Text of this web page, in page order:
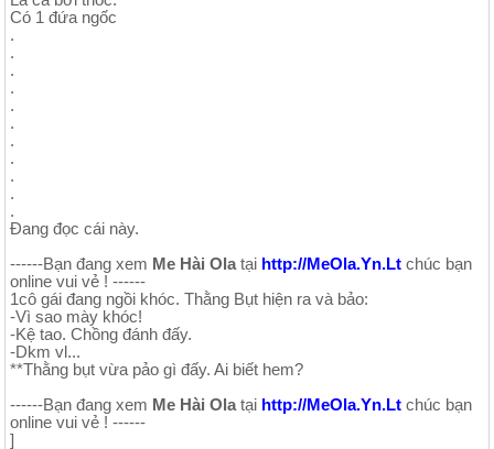
Có 1 đứa ngốc
.
.
.
.
.
.
.
.
.
.
.
Đang đọc cái này.
------Bạn đang xem Me Hài Ola tại http://MeOla.Yn.Lt chúc bạn
online vui vẻ ! ------
1cô gái đang ngồi khóc. Thằng Bụt hiện ra và bảo:
-Vì sao mày khóc!
-Kệ tao. Chồng đánh đấy.
-Dkm vl...
**Thằng bụt vừa pảo gì đấy. Ai biết hem?
------Bạn đang xem Me Hài Ola tại http://MeOla.Yn.Lt chúc bạn
online vui vẻ ! ------
]